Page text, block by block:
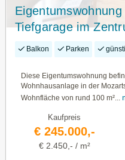
Tiefgarage im
Balkon Parken
Diese Eigentumswohnung
Wohnhausanlage in der
Wohnfläche von rund 100 m²...
Kaufpreis
€ 245.000,-
€ 2.450,- / m²